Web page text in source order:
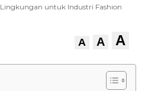
untuk Industri Fashion
A A A